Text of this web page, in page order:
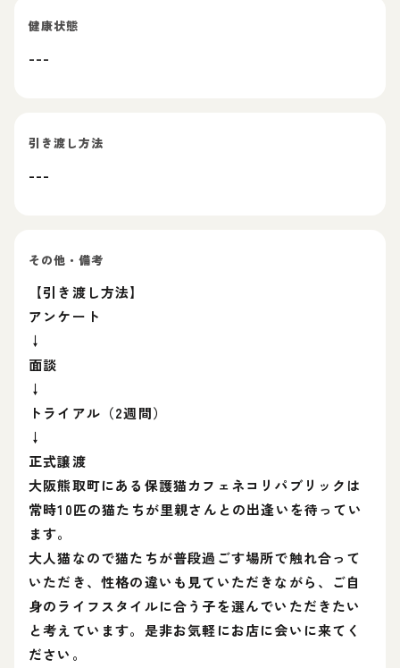
健康状態
---
引き渡し方法
---
その他・備考
【引き渡し方法】
アンケート
↓
面談
↓
トライアル（2週間）
↓
正式譲渡
大阪熊取町にある保護猫カフェネコリパブリックは
常時10匹の猫たちが里親さんとの出逢いを待ってい
ます。
大人猫なので猫たちが普段過ごす場所で触れ合って
いただき、性格の違いも見ていただきながら、ご自
身のライフスタイルに合う子を選んでいただきたい
と考えています。是非お気軽にお店に会いに来てく
ださい。